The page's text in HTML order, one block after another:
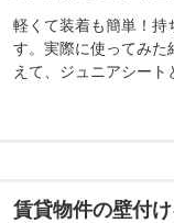
軽くて装着も簡単！持
す。実際に使ってみた
えて、ジュニアシート
賃貸物件の壁付